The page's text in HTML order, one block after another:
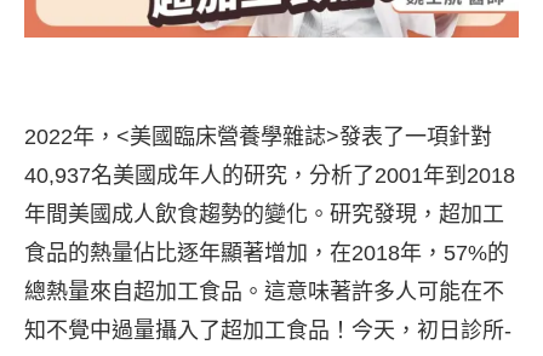
2022年，<美國臨床營養學雜誌>發表了一項針對
40,937名美國成年人的研究，分析了2001年到2018
年間美國成人飲食趨勢的變化。研究發現，超加工
食品的熱量佔比逐年顯著增加，在2018年，57%的
總熱量來自超加工食品。這意味著許多人可能在不
知不覺中過量攝入了超加工食品！今天，初日診所-